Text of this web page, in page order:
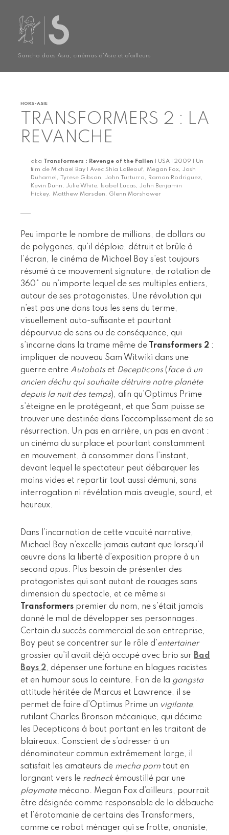
Sancho does Asia, cinémas d'Asie et d'ailleurs
HORS-ASIE
TRANSFORMERS 2 : LA
REVANCHE
aka Transformers : Revenge of the Fallen | USA | 2009 | Un
film de Michael Bay | Avec Shia LaBeouf, Megan Fox, Josh
Duhamel, Tyrese Gibson, John Turturro, Ramon Rodriguez,
Kevin Dunn, Julie White, Isabel Lucas, John Benjamin
Hickey, Matthew Marsden, Glenn Morshower
Peu importe le nombre de millions, de dollars ou
de polygones, qu’il déploie, détruit et brûle à
l’écran, le cinéma de Michael Bay s’est toujours
résumé à ce mouvement signature, de rotation de
360° ou n’importe lequel de ses multiples entiers,
autour de ses protagonistes. Une révolution qui
n’est pas une dans tous les sens du terme,
visuellement auto-suffisante et pourtant
dépourvue de sens ou de conséquence, qui
s’incarne dans la trame même de Transformers 2 :
impliquer de nouveau Sam Witwiki dans une
guerre entre Autobots et Decepticons (face à un
ancien déchu qui souhaite détruire notre planète
depuis la nuit des temps), afin qu’Optimus Prime
s’éteigne en le protégeant, et que Sam puisse se
trouver une destinée dans l’accomplissement de sa
résurrection. Un pas en arrière, un pas en avant :
un cinéma du surplace et pourtant constamment
en mouvement, à consommer dans l’instant,
devant lequel le spectateur peut débarquer les
mains vides et repartir tout aussi démuni, sans
interrogation ni révélation mais aveugle, sourd, et
heureux.
Dans l’incarnation de cette vacuité narrative,
Michael Bay n’excelle jamais autant que lorsqu’il
œuvre dans la liberté d’exposition propre à un
second opus. Plus besoin de présenter des
protagonistes qui sont autant de rouages sans
dimension du spectacle, et ce même si
Transformers premier du nom, ne s’était jamais
donné le mal de développer ses personnages.
Certain du succès commercial de son entreprise,
Bay peut se concentrer sur le rôle d’ entertainer
grossier qu’il avait déjà occupé avec brio sur Bad
Boys 2, dépenser une fortune en blagues racistes
et en humour sous la ceinture. Fan de la gangsta
attitude héritée de Marcus et Lawrence, il se
permet de faire d’Optimus Prime un vigilante,
rutilant Charles Bronson mécanique, qui décime
les Decepticons à bout portant en les traitant de
blaireaux. Conscient de s’adresser à un
dénominateur commun extrêmement large, il
satisfait les amateurs de mecha porn tout en
lorgnant vers le redneck émoustillé par une
playmatemécano. Megan Fox d’ailleurs, pourrait
être désignée comme responsable de la débauche
et l’érotomanie de certains des Transformers,
comme ce robot ménager qui se frotte, onaniste,